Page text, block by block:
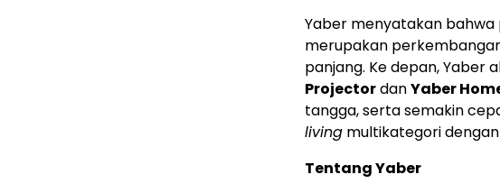
Yaber menyatakan
merupakan
panjang. Ke depan, Yaber
ProjectordanYaber
tangga, serta semakin
living multikategori
Tentang Yaber